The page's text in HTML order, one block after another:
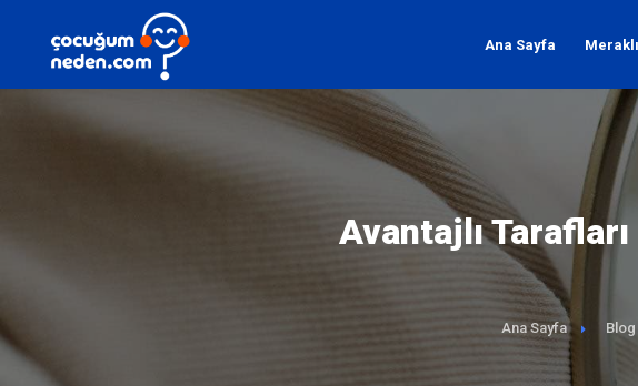
Ana Sayfa
Avantajlı
Ana Sayfa Blog